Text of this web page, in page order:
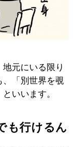
元にいる限り
「別世界を覗
いいます。
も行けるん